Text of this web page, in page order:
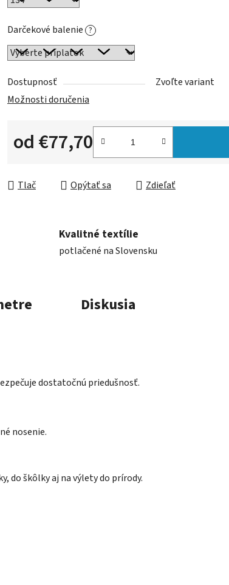
Darčekové balenie ?
Dostupnosť
Zvoľte variant
Možnosti doručenia
od€77,70
Tlač Opýtať sa Zdieľať
Kvalitné textílie
potlačené na Slovensku
Diskusia
dostatočnú priedušnosť.
nosenie.
do škôlky aj na výlety do prírody.